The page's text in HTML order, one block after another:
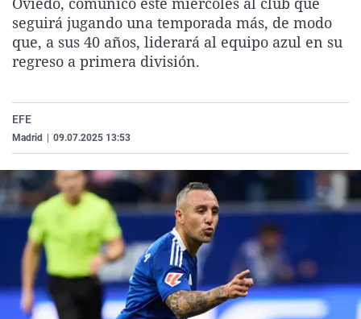
La rosa de los vientos
Gente viajera
Caso
Retornados
Extremadura
Galicia
Virales
Televisión
seguirá jugando una temporada más, de modo
que, a sus 40 años, liderará al equipo azul en su
regreso a primera división.
EFE
Madrid 09.07.2025 13:53